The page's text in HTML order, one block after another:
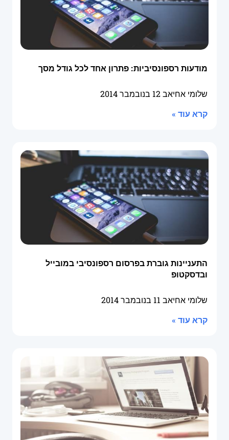
מודעות רספונסיביות: פתרון אחד לכל גודל מסך
שלומי אחיאב12 בנובמבר 2014
קרא עוד »
התעניינות גוברת בפרסום רספונסיבי במובייל
ובדסקטופ
שלומי אחיאב 11 בנובמבר 2014
קרא עוד »